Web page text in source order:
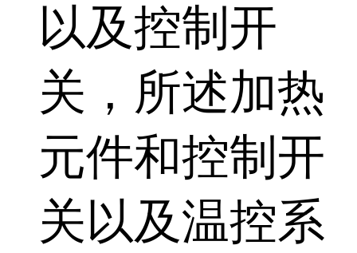
以及控制开
关，所述加热
元件和控制开
关以及温控系